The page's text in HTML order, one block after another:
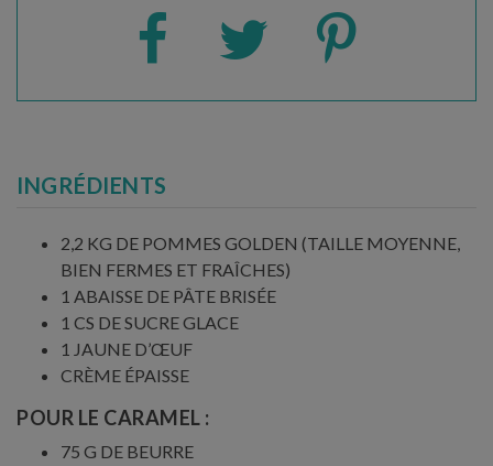
INGRÉDIENTS
2,2 KG DE POMMES GOLDEN (TAILLE MOYENNE,
BIEN FERMES ET FRAÎCHES)
1 ABAISSE DE PÂTE BRISÉE
1 CS DE SUCRE GLACE
1 JAUNE D’ŒUF
CRÈME ÉPAISSE
POUR LE CARAMEL :
75 G DE BEURRE